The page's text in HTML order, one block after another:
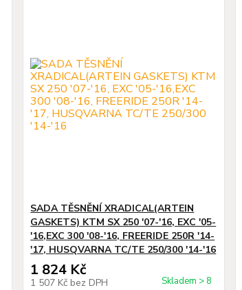
SADA TĚSNĚNÍ XRADICAL(ARTEIN
GASKETS) KTM SX 250 '07-'16, EXC '05-
'16,EXC 300 '08-'16, FREERIDE 250R '14-
'17, HUSQVARNA TC/TE 250/300 '14-'16
1 824 Kč
1 507 Kč bez DPH Skladem > 8